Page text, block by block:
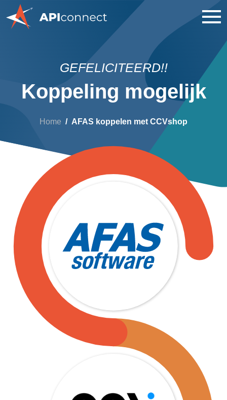
GEFELICITEERD!!
Koppeling mogelijk
Home AFAS koppelen met CCVshop